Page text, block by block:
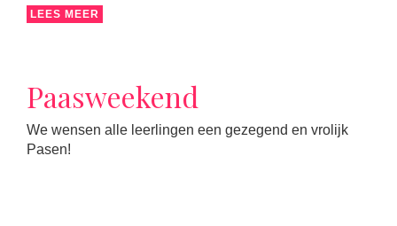
LEES MEER
Paasweekend
We wensen alle leerlingen een gezegend en vrolijk
Pasen!